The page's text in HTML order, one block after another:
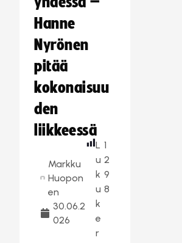
Hanne
Nyrönen
pitää
kokonaisuu
den
liikkeessä
Markku
Huopon
en
30.06.2
026
L
u
k
u
k
e
r
1
2
9
8